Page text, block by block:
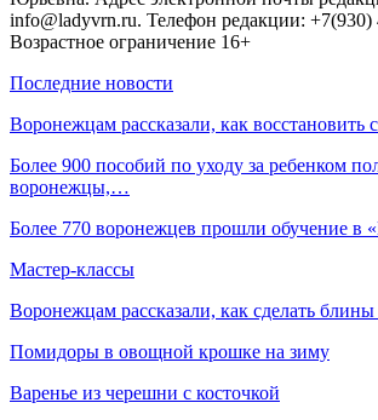
info@ladyvrn.ru. Телефон редакции: +7(930)
Возрастное ограничение 16+
Последние новости
Воронежцам рассказали, как восстановить
Более 900 пособий по уходу за ребенком
воронежцы,…
Более 770 воронежцев прошли обучение в
Мастер-классы
Воронежцам рассказали, как сделать
Помидоры в овощной крошке на зиму
Варенье из черешни с косточкой